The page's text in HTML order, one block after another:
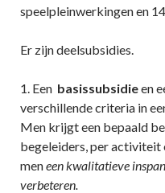
speelpleinwerkingen en
Er zijn deelsubsidies.
1. Een basissubsidieen
verschillende criteria in
Men krijgt een bepaald
begeleiders, per activiteit
meneen kwalitatieve
verbeteren.